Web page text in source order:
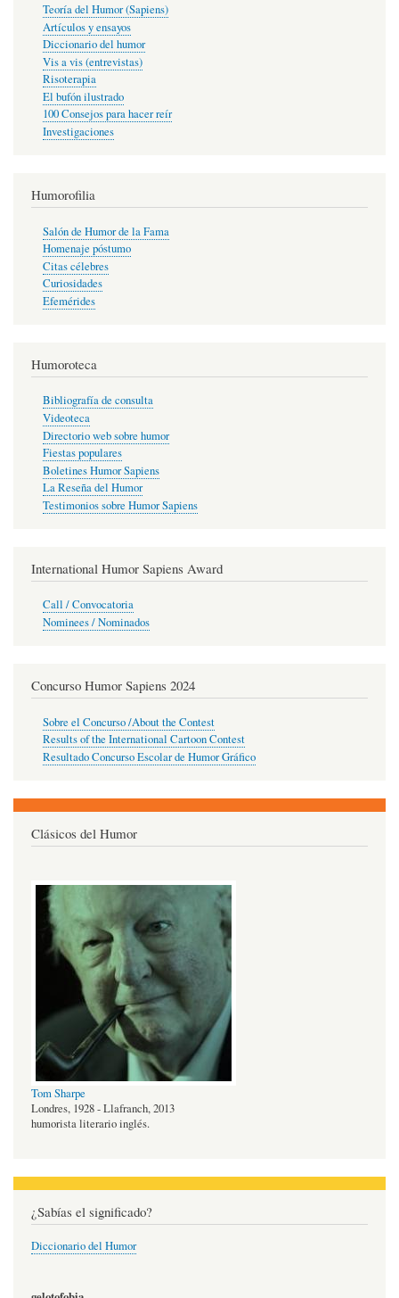
Teoría del Humor (Sapiens)
Artículos y ensayos
Diccionario del humor
Vis a vis (entrevistas)
Risoterapia
El bufón ilustrado
100 Consejos para hacer reír
Investigaciones
Humorofilia
Salón de Humor de la Fama
Homenaje póstumo
Citas célebres
Curiosidades
Efemérides
Humoroteca
Bibliografía de consulta
Videoteca
Directorio web sobre humor
Fiestas populares
Boletines Humor Sapiens
La Reseña del Humor
Testimonios sobre Humor Sapiens
International Humor Sapiens Award
Call / Convocatoria
Nominees / Nominados
Concurso Humor Sapiens 2024
Sobre el Concurso /About the Contest
Results of the International Cartoon Contest
Resultado Concurso Escolar de Humor Gráfico
Clásicos del Humor
Tom Sharpe
Londres, 1928 - Llafranch, 2013
humorista literario inglés.
¿Sabías el significado?
Diccionario del Humor